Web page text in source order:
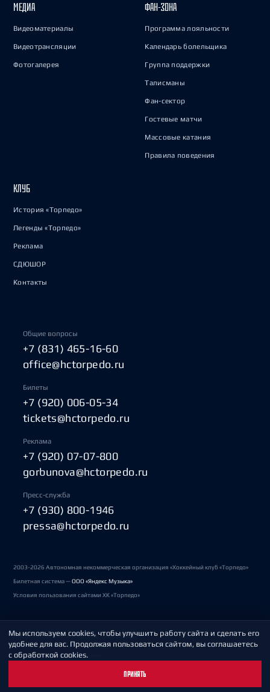
МЕДИА
Видеоматериалы
Видеотрансляции
Фотогалерея
ФАН-ЗОНА
Программа лояльности
Календарь болельщика
Группа поддержки
Талисманы
Фан-сектор
Гостевые матчи
Массовые катания
Правила поведения
КЛУБ
История «Торпедо»
Легенды «Торпедо»
Реклама
СДЮШОР
Контакты
Общие вопросы
+7 (831) 465-16-60
office@hctorpedo.ru
Билеты
+7 (920) 006-05-34
tickets@hctorpedo.ru
Реклама
+7 (920) 07-07-800
gorbunova@hctorpedo.ru
Пресс-служба
+7 (930) 800-1946
pressa@hctorpedo.ru
2003-2026 Автономная некоммерческая организация «Хоккейный клуб «Торпедо»
Билетная система —ООО «Яндекс Музыка»
Условия пользования сайтами ХК «Торпедо»
Политика обработки персональных данных
Пользовательское соглашение
Мы используем cookies, чтобы улучшить работу сайта и сделать его
удобнее для вас. Продолжая пользоваться сайтом, вы соглашаетесь
с обработкой cookies.
ПРИНЯТЬ